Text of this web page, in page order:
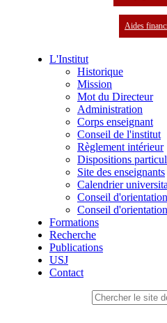
Aides
L'Institut
Historique
Mission
Mot du Directeur
Administration
Corps enseignant
Conseil de l'institut
Règlement intérieur
Dispositions
Site des enseignants
Calendrier
Conseil
Conseil
Formations
Recherche
Publications
USJ
Contact